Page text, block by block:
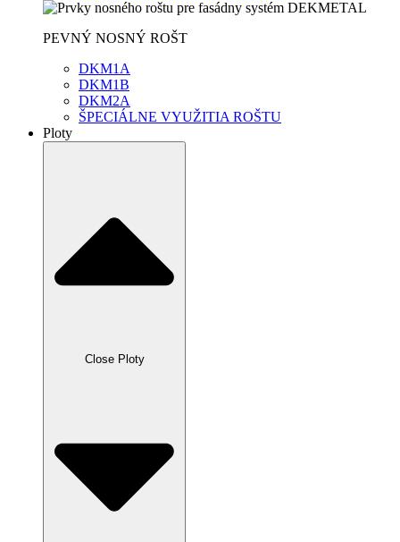
PEVNÝ NOSNÝ ROŠT
DKM1A
DKM1B
DKM2A
ŠPECIÁLNE VYUŽITIA ROŠTU
Ploty
Close Ploty